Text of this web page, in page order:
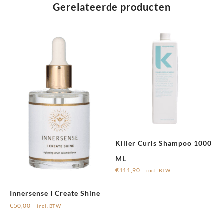
Gerelateerde producten
Innersense I Create Shine
€50,00 incl. BTW
Killer Curls Shampoo 1000
ML
€111,90 incl. BTW